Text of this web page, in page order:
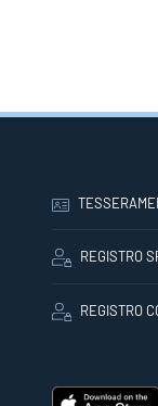
REGISTRO
REGISTRO